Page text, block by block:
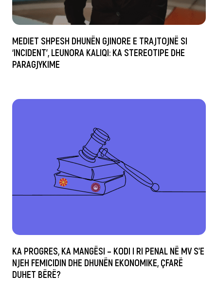
MEDIET SHPESH DHUNËN GJINORE E TRAJTOJNË SI
‘INCIDENT’, LEUNORA KALIQI: KA STEREOTIPE DHE
PARAGJYKIME
KA PROGRES, KA MANGËSI – KODI I RI PENAL NË MV S’E
NJEH FEMICIDIN DHE DHUNËN EKONOMIKE, ÇFARË
DUHET BËRË?